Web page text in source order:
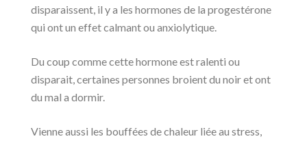
disparaissent, il y a les hormones de la progestérone
qui ont un effet calmant ou anxiolytique.
Du coup comme cette hormone est ralenti ou
disparait, certaines personnes broient du noir et ont
du mal a dormir.
Vienne aussi les bouffées de chaleur liée au stress,